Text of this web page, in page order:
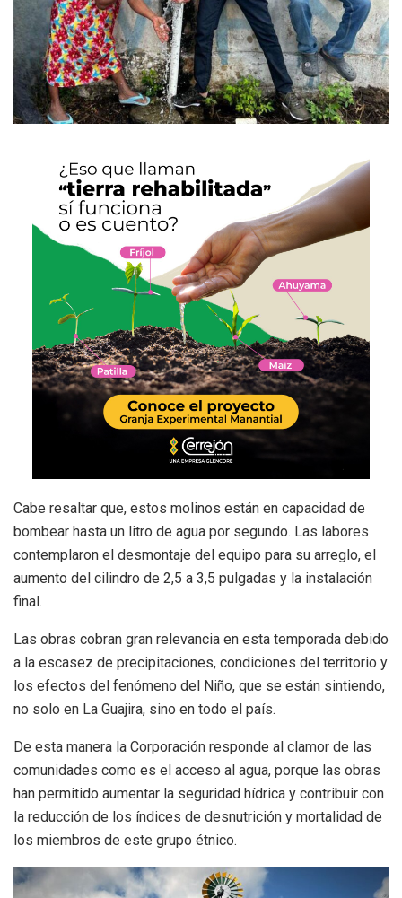
Cabe resaltar que, estos molinos están en capacidad de
bombear hasta un litro de agua por segundo. Las labores
contemplaron el desmontaje del equipo para su arreglo, el
aumento del cilindro de 2,5 a 3,5 pulgadas y la instalación
final.
Las obras cobran gran relevancia en esta temporada debido
a la escasez de precipitaciones, condiciones del territorio y
los efectos del fenómeno del Niño, que se están sintiendo,
no solo en La Guajira, sino en todo el país.
De esta manera la Corporación responde al clamor de las
comunidades como es el acceso al agua, porque las obras
han permitido aumentar la seguridad hídrica y contribuir con
la reducción de los índices de desnutrición y mortalidad de
los miembros de este grupo étnico.